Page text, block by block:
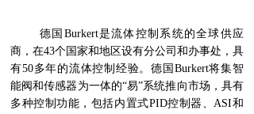
德国Burkert是流体控制系统的全球供应
商，在43个国家和地区设有分公司和办事处，具
有50多年的流体控制经验。德国Burkert将集智
能阀和传感器为一体的“易”系统推向市场，具有
多种控制功能，包括内置式PID控制器、ASI和